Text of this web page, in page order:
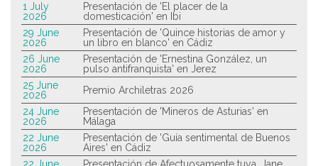
1 July
2026
Presentación de 'El placer de la
domesticación' en Ibi
29 June
2026
Presentación de 'Quince historias de amor y
un libro en blanco' en Cádiz
26 June
2026
Presentación de 'Ernestina González, un
pulso antifranquista' en Jerez
25 June
2026
Premio Archiletras 2026
24 June
2026
Presentación de 'Mineros de Asturias' en
Málaga
22 June
2026
Presentación de 'Guía sentimental de Buenos
Aires' en Cádiz